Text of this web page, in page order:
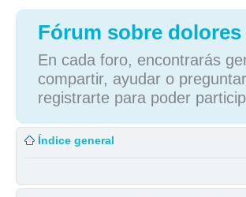
Fórum sobre dolores
En cada foro, encontrarás
compartir, ayudar o
registrarte para poder
Índice general